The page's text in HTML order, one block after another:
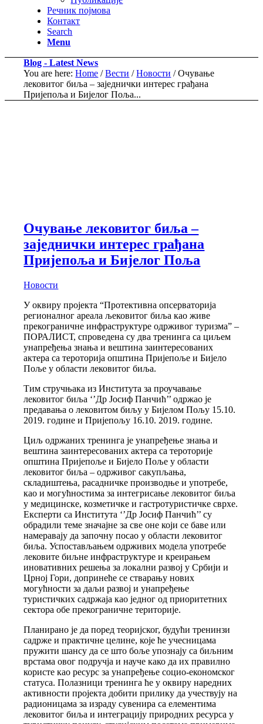
Речник појмова
Контакт
Search
Menu
Blog - Latest News
You are here: Home / Вести / Новости / Очување
лековитог биља – заједнички интерес грађана
Пријепоља и Бијелог Поља...
Очување лековитог биља –
заједнички интерес грађана
Пријепоља и Бијелог Поља
Новости
У оквиру пројекта “Протективна опсерваторија
регионалног ареала љековитог биља као живе
прекограничне инфраструктуре одрживог туризма” –
ПОРАЛИСТ, спроведена су два тренинга са циљем
унапређења знања и вештина заинтересованих
актера са тероторија општина Пријепоље и Бијело
Поље у области лековитог биља.
Тим стручњака из Института за проучавање
лековитог биља ‘’Др Јосиф Панчић’’ одржао је
предавања о лековитом биљу у Бијелом Пољу 15.10.
2019. године и Пријепољу 16.10. 2019. године.
Циљ одржаних тренинга је унапређење знања и
вештина заинтересованих актера са тероторије
општина Пријепоље и Бијело Поље у области
лековитог биља – одрживог сакупљања,
складиштења, расадничке производње и употребе,
као и могућностима за интегрисање лековитог биља
у медицинске, козметичке и гастротуристичке сврхе.
Експерти са Института ‘’Др Јосиф Панчић’’ су
обрадили теме значајне за све оне који се баве или
намеравају да започну посао у области лековитог
биља. Успостављањем одрживих модела употребе
лековите биљне инфраструктуре и креирањем
иновативних решења за локални развој у Србији и
Црној Гори, допринеће се стварању нових
могућности за даљи развој и унапређење
туристичких садржаја као једног од приоритетних
сектора обе прекограничне територије.
Планирано је да поред теоријског, будући тренинзи
садрже и практичне целине, које ће учесницама
пружити шансу да се што боље упознају са биљним
врстама овог подручја и науче како да их правилно
користе као ресурс за унапређење социо-економског
статуса. Полазници тренинга ће у оквиру наредних
активности пројекта добити прилику да учествују на
радионицама за израду сувенира са елементима
лековитог биља и интеграцију природних ресурса у